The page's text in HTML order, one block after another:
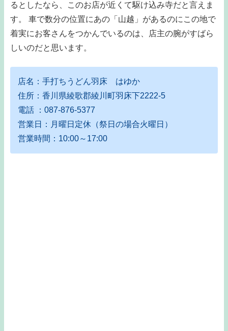
るとしたなら、このお店が近くて駆け込み寺だと言えま
す。 車で数分の位置にあの「山越」があるのにこの地で
着実にお客さんをつかんでいるのは、店主の腕がすばら
しいのだと思います。
店名：手打ちうどん羽床 はゆか
住所：香川県綾歌郡綾川町羽床下2222-5
電話 ：087-876-5377
営業日：月曜日定休（祭日の場合火曜日）
営業時間：10:00～17:00